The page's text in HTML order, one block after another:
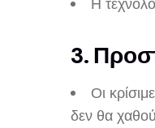
Η
3.
Οι
δεν θα